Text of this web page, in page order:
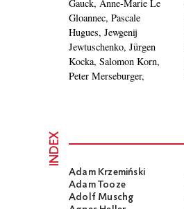
Gauck, Anne-Marie Le
Gloannec, Pascale
Hugues, Jewgenij
Jewtuschenko, Jürgen
Kocka, Salomon Korn,
Peter Merseburger,
Schulze, Richard
Swartz, Hans-Ulrich
Wehler –
MODERATION: Erhard
Denninger, Wilfried F.
INDEX
Adam Krzemiński
Adam Tooze
Adolf Muschg